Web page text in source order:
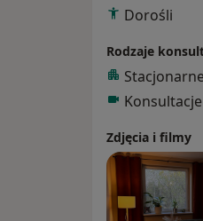
Dorośli
Rodzaje
Stacjonarne
Zdjęcia i filmy